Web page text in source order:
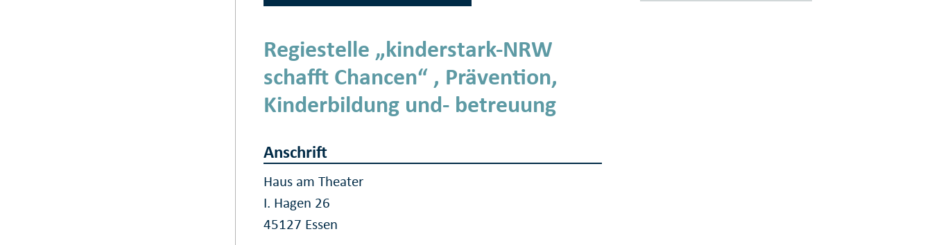
Regiestelle „kinderstark-NRW
schafft Chancen“ , Prävention,
Kinderbildung und- betreuung
Anschrift
Haus am Theater
I. Hagen 26
45127 Essen